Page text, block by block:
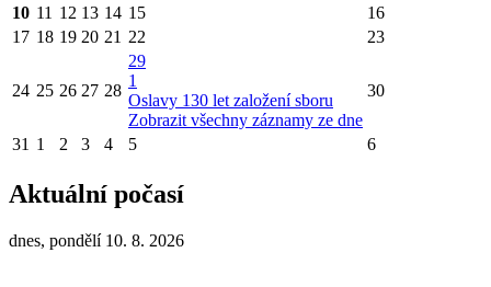
10 11 12 13 14 15
16
17 18 19 20 21 22 23
24 25 26 27 28
29
1
Oslavy 130 let založení sboru
Zobrazit všechny záznamy ze dne
30
31 1 2 3 4 5 6
Aktuální počasí
dnes, pondělí 10. 8. 2026